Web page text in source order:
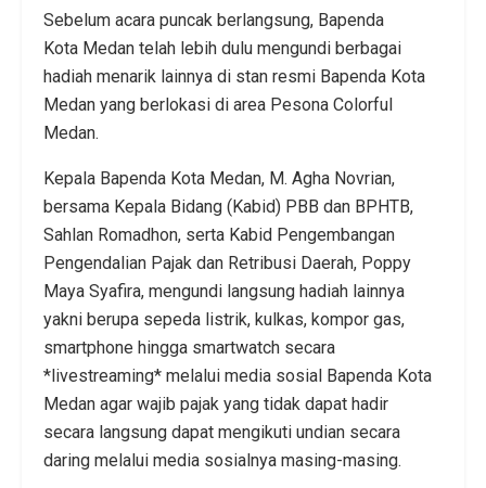
Sebelum acara puncak berlangsung, Bapenda
Kota Medan telah lebih dulu mengundi berbagai
hadiah menarik lainnya di stan resmi Bapenda Kota
Medan yang berlokasi di area Pesona Colorful
Medan.
Kepala Bapenda Kota Medan, M. Agha Novrian,
bersama Kepala Bidang (Kabid) PBB dan BPHTB,
Sahlan Romadhon, serta Kabid Pengembangan
Pengendalian Pajak dan Retribusi Daerah, Poppy
Maya Syafira, mengundi langsung hadiah lainnya
yakni berupa sepeda listrik, kulkas, kompor gas,
smartphone hingga smartwatch secara
*livestreaming* melalui media sosial Bapenda Kota
Medan agar wajib pajak yang tidak dapat hadir
secara langsung dapat mengikuti undian secara
daring melalui media sosialnya masing-masing.